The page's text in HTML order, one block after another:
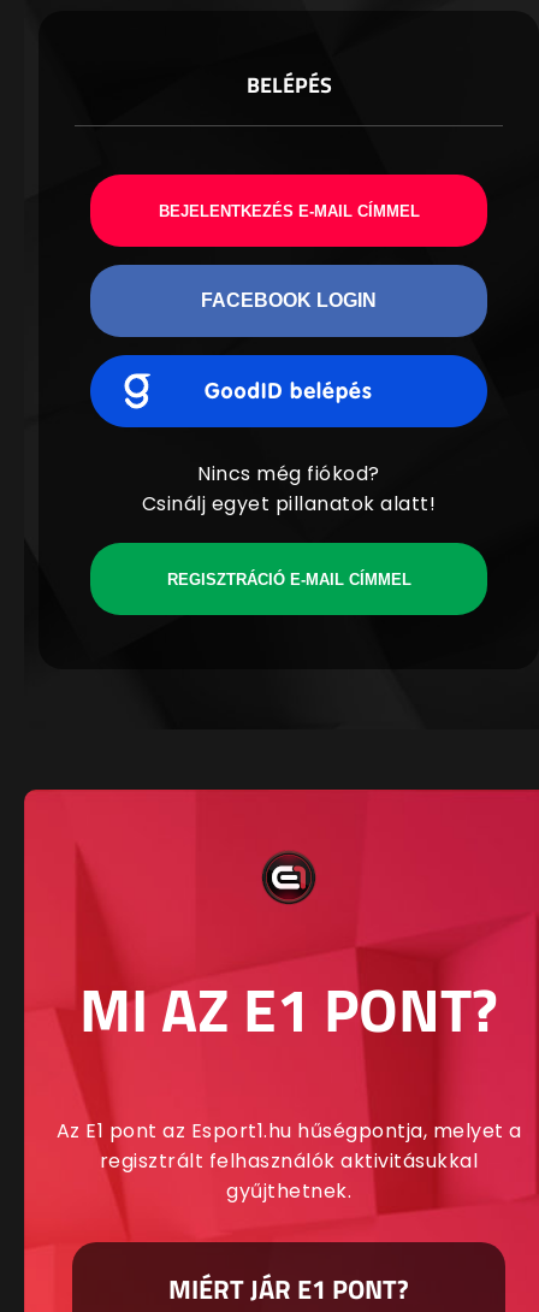
BELÉPÉS
BEJELENTKEZÉS E-MAIL CÍMMEL
FACEBOOK LOGIN
Nincs még fiókod?
Csinálj egyet pillanatok alatt!
REGISZTRÁCIÓ E-MAIL CÍMMEL
MI AZ E1 PONT?
Az E1 pont az Esport1.hu hűségpontja, melyet a
regisztrált felhasználók aktivitásukkal
gyűjthetnek.
MIÉRT JÁR E1 PONT?